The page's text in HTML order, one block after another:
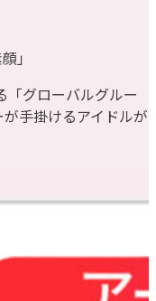
」
「グローバルグルー
手掛けるアイドルが